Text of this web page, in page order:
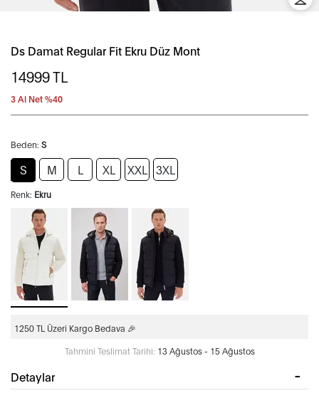
Ds Damat Regular Fit Ekru Düz Mont
14999TL
3 Al Net %40
Beden: S
S M L XL XXL 3XL
Renk: Ekru
1250 TL Üzeri Kargo Bedava 🎉
Tahmini Teslimat Tarihi: 13 Ağustos - 15 Ağustos
Detaylar